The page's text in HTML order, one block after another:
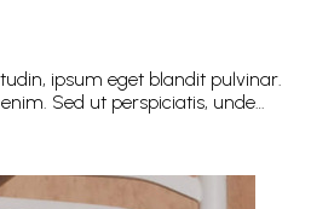
ipsum eget blandit pulvinar.
Sed ut perspiciatis, unde…